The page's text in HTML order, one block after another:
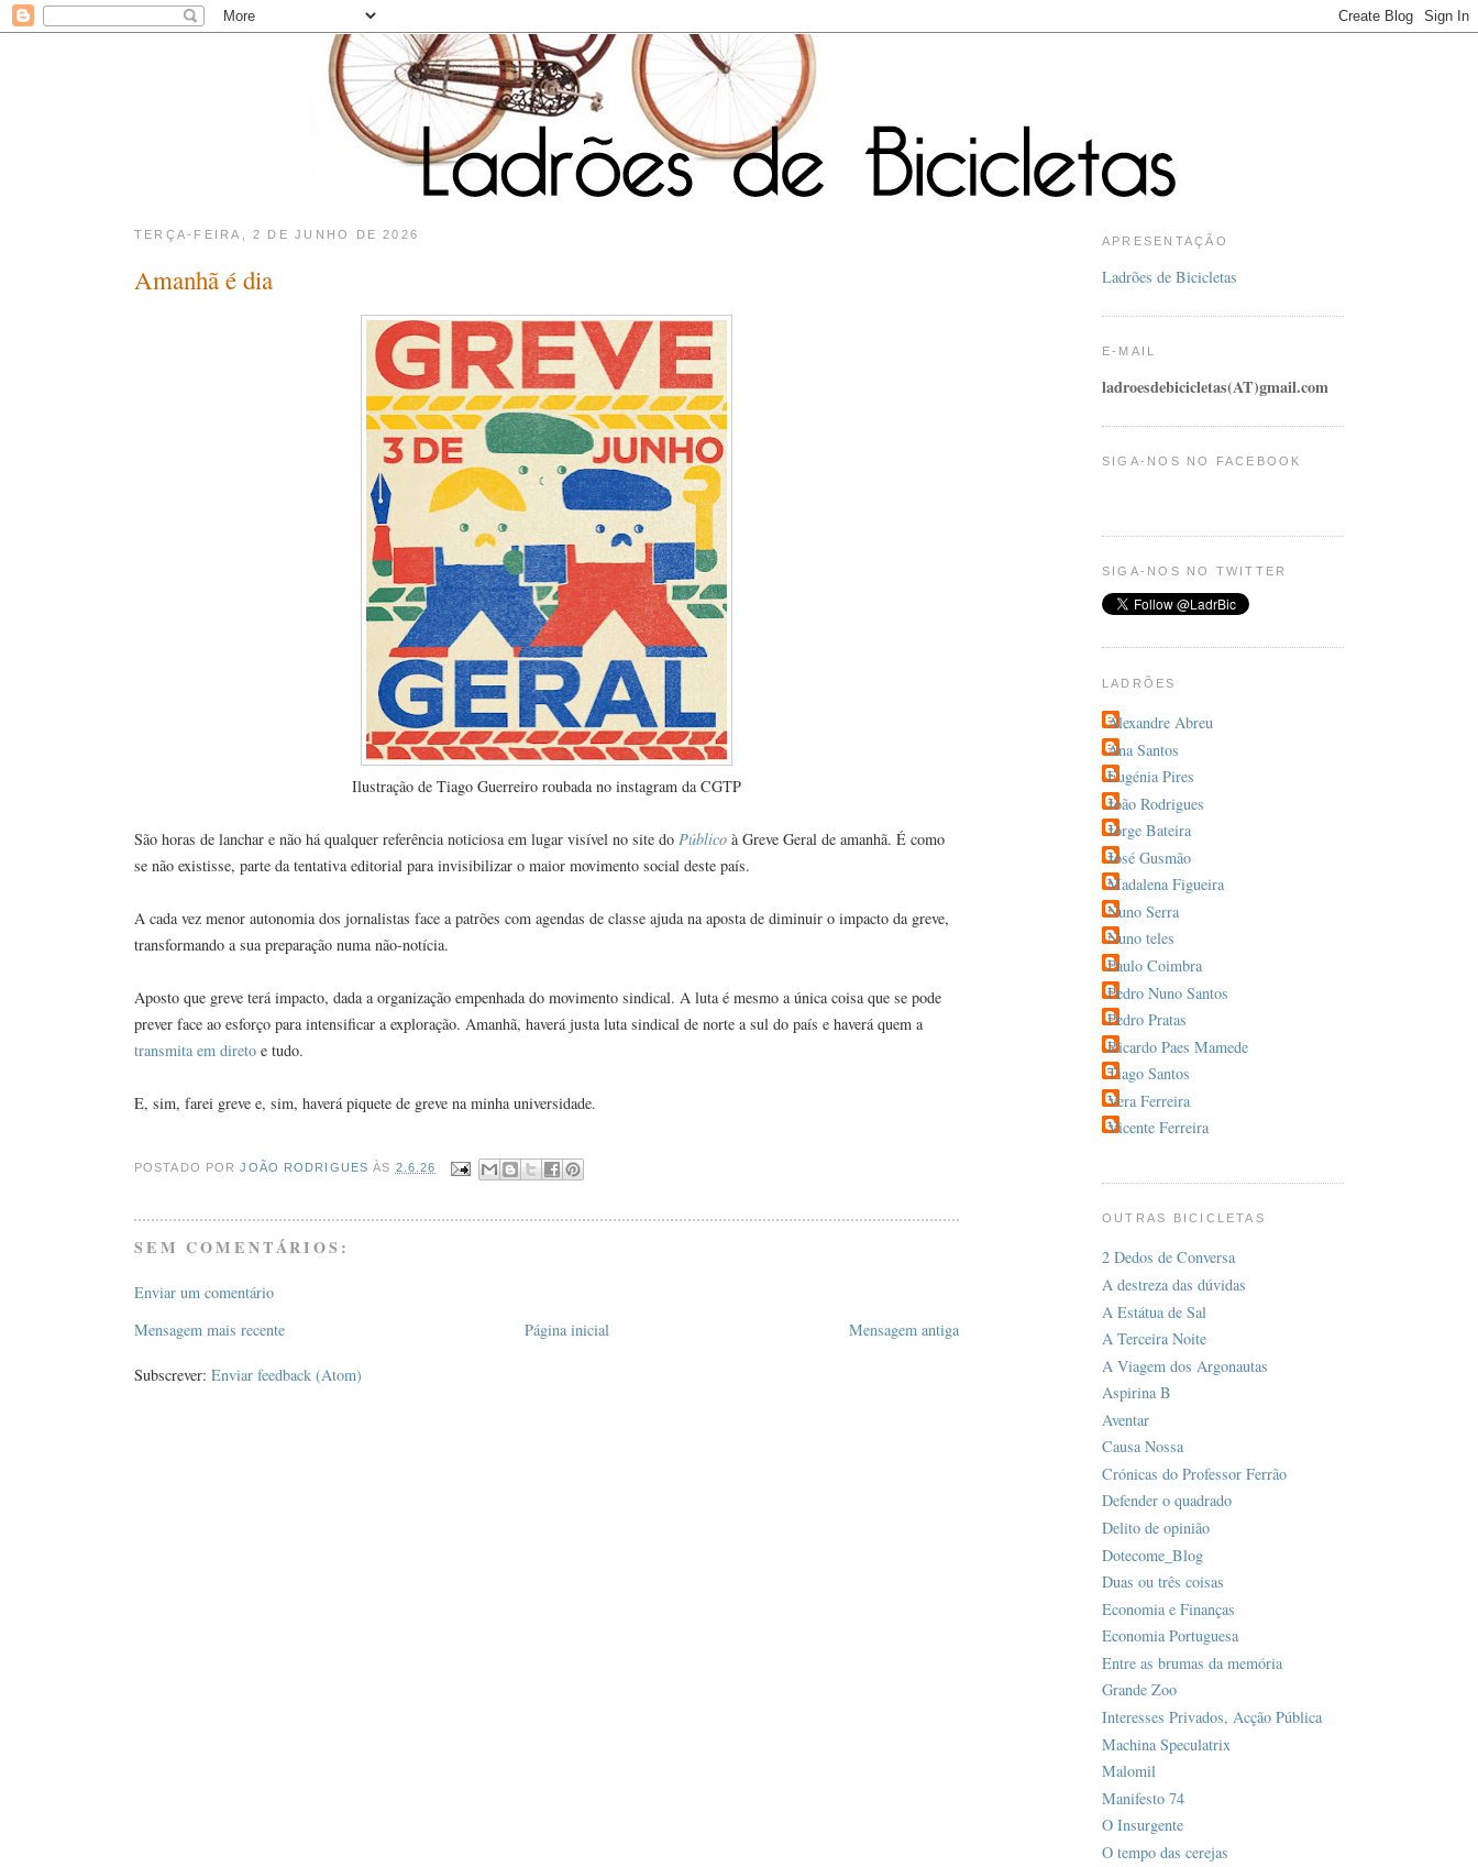
TERÇA-FEIRA, 2 DE JUNHO DE 2026
Amanhã é dia
Ilustração de Tiago Guerreiro roubada no instagram da CGTP
São horas de lanchar e não há qualquer referência noticiosa em lugar visível no site do Público à Greve Geral de amanhã. É como
se não existisse, parte da tentativa editorial para invisibilizar o maior movimento social deste país.
A cada vez menor autonomia dos jornalistas face a patrões com agendas de classe ajuda na aposta de diminuir o impacto da greve,
transformando a sua preparação numa não-notícia.
Aposto que greve terá impacto, dada a organização empenhada do movimento sindical. A luta é mesmo a única coisa que se pode
prever face ao esforço para intensificar a exploração. Amanhã, haverá justa luta sindical de norte a sul do país e haverá quem a
transmita em direto e tudo.
E, sim, farei greve e, sim, haverá piquete de greve na minha universidade.
POSTADO PORJOÃO RODRIGUES ÀS 2.6.26
SEM COMENTÁRIOS:
Enviar um comentário
Mensagem mais recente
Mensagem antiga
Página inicial
Subscrever: Enviar feedback (Atom)
APRESENTAÇÃO
Ladrões de Bicicletas
E-MAIL
ladroesdebicicletas(AT)gmail.com
SIGA-NOS NO FACEBOOK
SIGA-NOS NO TWITTER
LADRÕES
Alexandre Abreu
Ana Santos
Eugénia Pires
João Rodrigues
Jorge Bateira
José Gusmão
Madalena Figueira
Nuno Serra
Nuno teles
Paulo Coimbra
Pedro Nuno Santos
Pedro Pratas
Ricardo Paes Mamede
Tiago Santos
Vera Ferreira
Vicente Ferreira
OUTRAS BICICLETAS
2 Dedos de Conversa
A destreza das dúvidas
A Estátua de Sal
A Terceira Noite
A Viagem dos Argonautas
Aspirina B
Aventar
Causa Nossa
Crónicas do Professor Ferrão
Defender o quadrado
Delito de opinião
Dotecome_Blog
Duas ou três coisas
Economia e Finanças
Economia Portuguesa
Entre as brumas da memória
Grande Zoo
Interesses Privados, Acção Pública
Machina Speculatrix
Malomil
Manifesto 74
O Insurgente
O tempo das cerejas